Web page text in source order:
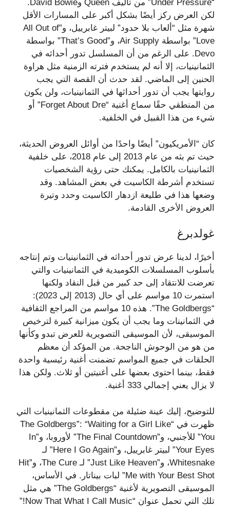
“Under Pressure” من تأليف Queen وDavid Bowie.
لكن العرض ركز أيضًا بشكل أكبر على المسارات الأقل
شهرة مثل “ألعاب بلا حدود” لبيتر غابرييل، و”All Out of
Love” بواسطة Air Supply، و”That’s Good” بواسطة
Devo. على الرغم من أن المسلسل تدور أحداثه في
الثمانينيات، إلا أنه لم يستخدم فترته الزمنية مثل هراوة
الحنين إلى الماضي. لقد حدث أن القصة التي يجب
روايتها يجب أن تدور أحداثها في الثمانينيات، ولن يكون
من المنطقي حقًا سماع أغنية “Forget About Dre” أو
شيء من هذا القبيل في الخلفية.
كان “الأمريكيون” أيضًا واحدًا من أوائل العروض الحديثة،
حيث تم بثه من عام 2013 إلى عام 2018، على خلفية
الثمانينيات بالكامل. يمكنك حتى رؤية الشخصيات
تستخدم أشرطة الكاسيت في بعض المشاهد. وقد
وضعها هذا في طليعة ازدهار الكاسيت وحدد وتيرة
العروض الأخرى القادمة.
غولدبرغ
أخيرًا، لدينا عرض تدور أحداثه في الثمانينيات وتم إنتاجه
بأسلوب المسلسلات الكوميدية في الثمانينيات والتي
تعرضت للانتقاد إلى حد كبير من قبل النقاد ولكنها
استمرت 10 مواسم على أي حال (2013 إلى 2023):
“The Goldbergs”. هذه 10 مواسم من المراجع الثقافية
في الثمانينات وما يجب أن يكون ميزانية كبيرة لترخيص
الموسيقى، لأن الموسيقى التصويرية للعرض تبدو وكأنها
من هو من الوحوش الناجحة. من المؤكد أن معظم
الحلقات في جميع المواسم تضمنت أغنية رئيسية واحدة
فقط، بينما احتوى بعضها على أغنيتين أو ثلاث. ولكن هذا
لا يزال يعني إجمالي 333 أغنية.
للتوضيح، إليك عينة ضئيلة من مقطوعات الثمانينيات التي
ظهرت في “The Goldbergs”: “Waiting for a Girl Like
You” للأجنبي، و”The Final Countdown” لأوروبا، و”In
Your Eyes” لبيتر غابرييل، و”Here I Go Again” لـ
Whitesnake، و”Just Like Heaven” لـ The Cure، و”Hit
Me with Your Best Shot” لبات بيناتار. في الأساس،
الموسيقى التصويرية لأغنية “The Goldbergs” هي مثل
تلك التي تحمل عنوان “Now That What I Call Music!”